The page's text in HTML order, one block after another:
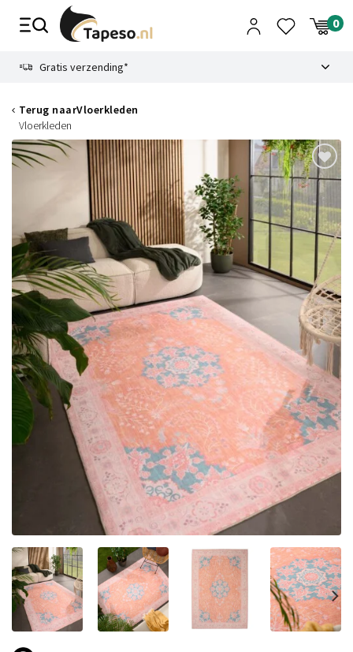
Gratis verzending*
Terug naarVloerkleden
Vloerkleden